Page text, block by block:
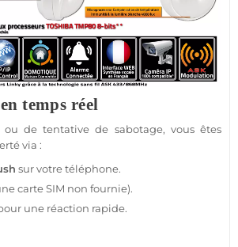
temps réel
de tentative de sabotage, vous êtes
via :
sur votre téléphone.
carte SIM non fournie).
une réaction rapide.